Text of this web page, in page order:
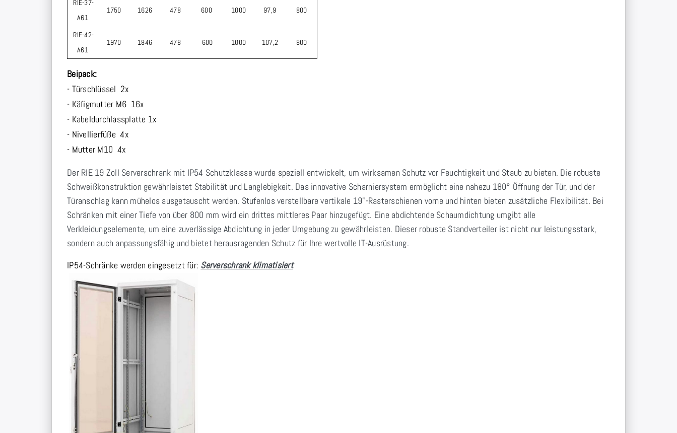
RIE-37-
A61
1750 1626 478 600 1000 97,9 800
RIE-42-
A61
1970 1846 478 600 1000 107,2 800
Beipack:
- Türschlüssel 2x
- Käfigmutter M6 16x
- Kabeldurchlassplatte 1x
- Nivellierfüße 4x
- Mutter M10 4x
Der RIE 19 Zoll Serverschrank mit IP54 Schutzklasse wurde speziell entwickelt, um wirksamen Schutz vor Feuchtigkeit und Staub zu bieten. Die robuste
Schweißkonstruktion gewährleistet Stabilität und Langlebigkeit. Das innovative Scharniersystem ermöglicht eine nahezu 180° Öffnung der Tür, und der
Türanschlag kann mühelos ausgetauscht werden. Stufenlos verstellbare vertikale 19"-Rasterschienen vorne und hinten bieten zusätzliche Flexibilität. Bei
Schränken mit einer Tiefe von über 800 mm wird ein drittes mittleres Paar hinzugefügt. Eine abdichtende Schaumdichtung umgibt alle
Verkleidungselemente, um eine zuverlässige Abdichtung in jeder Umgebung zu gewährleisten. Dieser robuste Standverteiler ist nicht nur leistungsstark,
sondern auch anpassungsfähig und bietet herausragenden Schutz für Ihre wertvolle IT-Ausrüstung.
IP54-Schränke werden eingesetzt für: Serverschrank klimatisiert